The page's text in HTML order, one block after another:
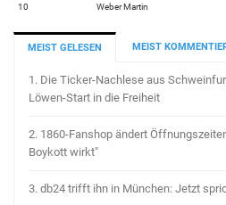
10
Weber Martin
MEIST GELESEN MEIST
1. Die Ticker-Nachlese aus
Löwen-Start in die Freiheit
2. 1860-Fanshop ändert
Boykott wirkt"
3. db24 trifft ihn in München: Jetzt